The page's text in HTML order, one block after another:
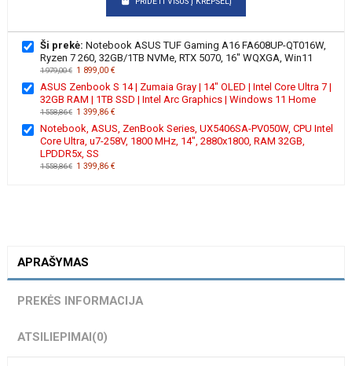
Ši prekė: Notebook ASUS TUF Gaming A16 FA608UP-QT016W,
Ryzen 7 260, 32GB/1TB NVMe, RTX 5070, 16" WQXGA, Win11
1 979,00 € 1 899,00 €
ASUS Zenbook S 14 | Zumaia Gray | 14" OLED | Intel Core Ultra 7 |
32GB RAM | 1TB SSD | Intel Arc Graphics | Windows 11 Home
1 558,86 € 1 399,86 €
Notebook, ASUS, ZenBook Series, UX5406SA-PV050W, CPU Intel
Core Ultra, u7-258V, 1800 MHz, 14", 2880x1800, RAM 32GB,
LPDDR5x, SS
1 558,86 € 1 399,86 €
APRAŠYMAS
PREKĖS INFORMACIJA
ATSILIEPIMAI(0)